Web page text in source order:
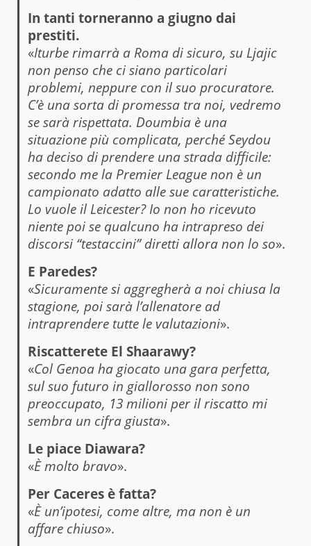
In tanti torneranno a giugno dai
prestiti.
«Iturbe rimarrà a Roma di sicuro, su Ljajic
non penso che ci siano particolari
problemi, neppure con il suo procuratore.
C’è una sorta di promessa tra noi, vedremo
se sarà rispettata. Doumbia è una
situazione più complicata, perché Seydou
ha deciso di prendere una strada difficile:
secondo me la Premier League non è un
campionato adatto alle sue caratteristiche.
Lo vuole il Leicester? Io non ho ricevuto
niente poi se qualcuno ha intrapreso dei
discorsi “testaccini” diretti allora non lo so».
E Paredes?
«Sicuramente si aggregherà a noi chiusa la
stagione, poi sarà l’allenatore ad
intraprendere tutte le valutazioni».
Riscatterete El Shaarawy?
«Col Genoa ha giocato una gara perfetta,
sul suo futuro in giallorosso non sono
preoccupato, 13 milioni per il riscatto mi
sembra un cifra giusta».
Le piace Diawara?
«È molto bravo».
Per Caceres è fatta?
«È un’ipotesi, come altre, ma non è un
affare chiuso».